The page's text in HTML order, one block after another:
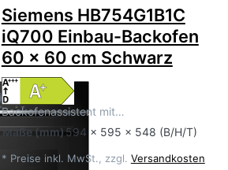
Siemens HB754G1B1C
iQ700 Einbau-Backofen
60 x 60 cm Schwarz
Backofenassistent mit…
Maße(mm)594 x 595 x 548 (B/H/T)
* Preise inkl. MwSt., zzgl. Versandkosten